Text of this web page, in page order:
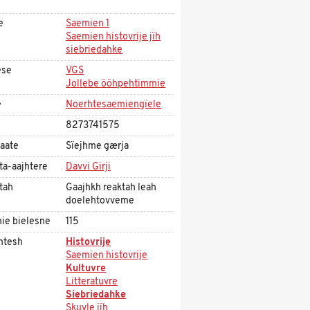
Saemien 1
Saemien histovrije jïh
siebriedahke
VGS
Jollebe ööhpehtimmie
Noerhtesaemiengïele
8273741575
Sïejhme gærja
aajhtere
Davvi Girji
Gaajhkh reaktah leah
doelehtovveme
bielesne
115
Histovrije
Saemien histovrije
Kultuvre
Litteratuvre
Siebriedahke